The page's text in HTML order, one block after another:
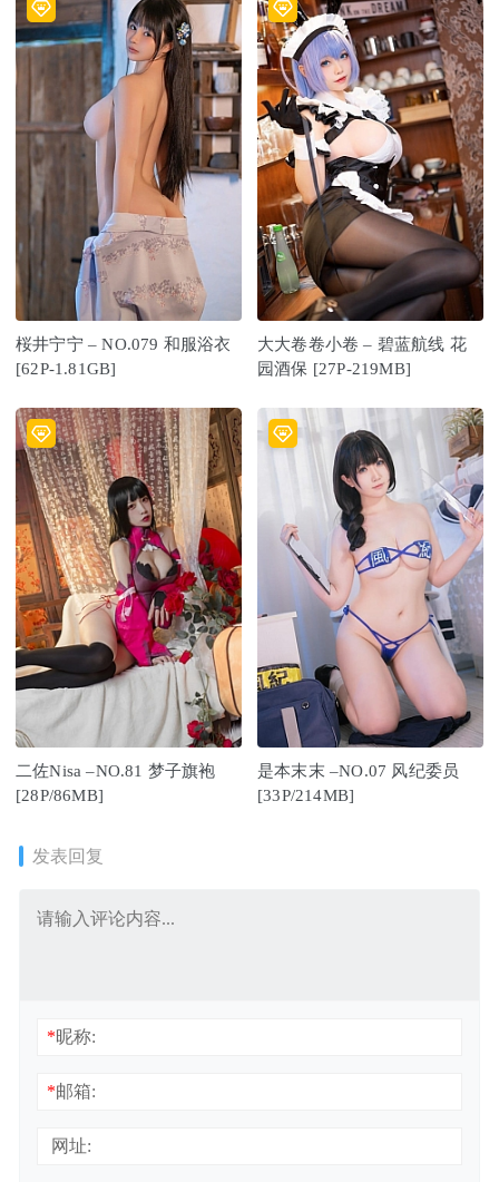
桜井宁宁 – NO.079 和服浴衣
[62P-1.81GB]
大大卷卷小卷 – 碧蓝航线 花
园酒保 [27P-219MB]
二佐Nisa –NO.81 梦子旗袍
[28P/86MB]
是本末末 –NO.07 风纪委员
[33P/214MB]
发表回复
*昵称:
*邮箱:
网址: